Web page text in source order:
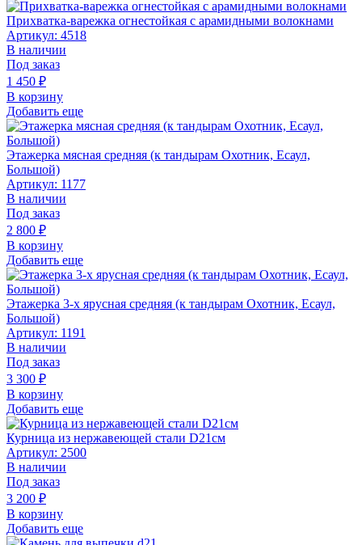
Прихватка-варежка огнестойкая с арамидными волокнами
Артикул: 4518
В наличии
Под заказ
1 450 ₽
В корзину
Добавить еще
Этажерка мясная средняя (к тандырам Охотник, Есаул,
Большой)
Артикул: 1177
В наличии
Под заказ
2 800 ₽
В корзину
Добавить еще
Этажерка 3-х ярусная средняя (к тандырам Охотник, Есаул,
Большой)
Артикул: 1191
В наличии
Под заказ
3 300 ₽
В корзину
Добавить еще
Курница из нержавеющей стали D21см
Артикул: 2500
В наличии
Под заказ
3 200 ₽
В корзину
Добавить еще